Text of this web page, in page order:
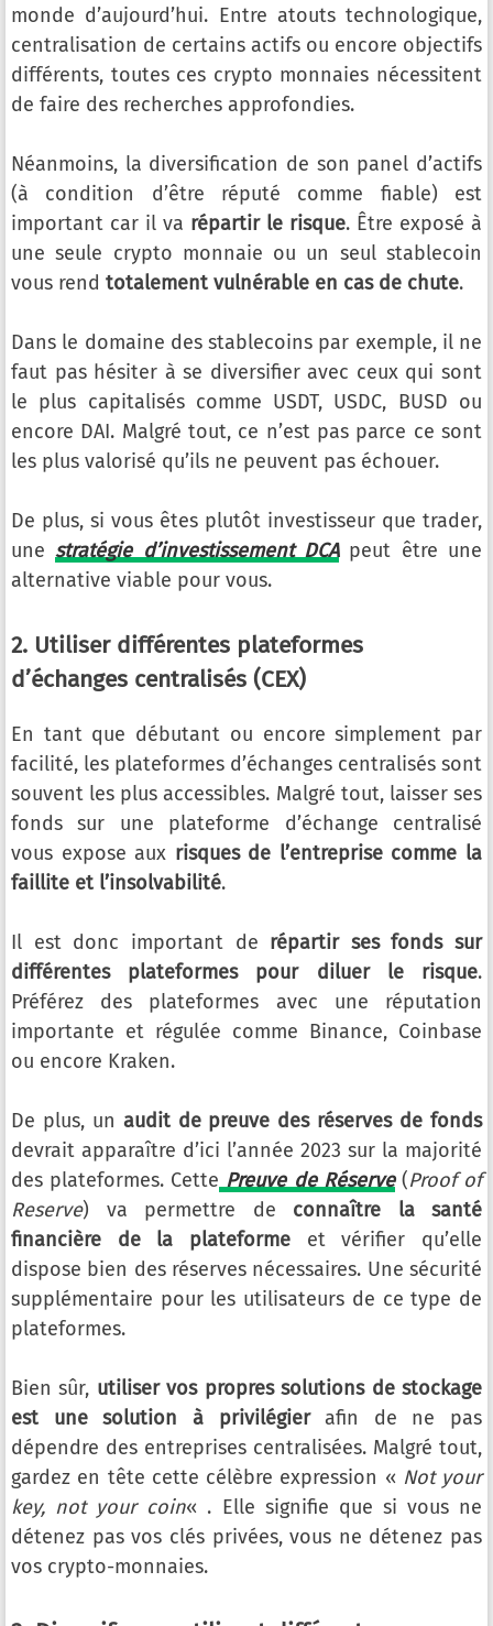
monde d’aujourd’hui. Entre atouts technologique,
centralisation de certains actifs ou encore objectifs
différents, toutes ces crypto monnaies nécessitent
de faire des recherches approfondies.
Néanmoins, la diversification de son panel d’actifs
(à condition d’être réputé comme fiable) est
important car il va répartir le risque. Être exposé à
une seule crypto monnaie ou un seul stablecoin
vous rend totalement vulnérable en cas de chute.
Dans le domaine des stablecoins par exemple, il ne
faut pas hésiter à se diversifier avec ceux qui sont
le plus capitalisés comme USDT, USDC, BUSD ou
encore DAI. Malgré tout, ce n’est pas parce ce sont
les plus valorisé qu’ils ne peuvent pas échouer.
De plus, si vous êtes plutôt investisseur que trader,
unestratégie d’investissement DCApeut être une
alternative viable pour vous.
2. Utiliser différentes plateformes
d’échanges centralisés (CEX)
En tant que débutant ou encore simplement par
facilité, les plateformes d’échanges centralisés sont
souvent les plus accessibles. Malgré tout, laisser ses
fonds sur une plateforme d’échange centralisé
vous expose aux risques de l’entreprise comme la
faillite et l’insolvabilité.
Il est donc important de répartir ses fonds sur
différentes plateformes pour diluer le risque.
Préférez des plateformes avec une réputation
importante et régulée comme Binance, Coinbase
ou encore Kraken.
De plus, un audit de preuve des réserves de fonds
devrait apparaître d’ici l’année 2023 sur la majorité
des plateformes. Cette Preuve de Réserve(Proof of
Reserve) va permettre de connaître la santé
financière de la plateforme et vérifier qu’elle
dispose bien des réserves nécessaires. Une sécurité
supplémentaire pour les utilisateurs de ce type de
plateformes.
Bien sûr, utiliser vos propres solutions de stockage
est une solution à privilégierafin de ne pas
dépendre des entreprises centralisées. Malgré tout,
gardez en tête cette célèbre expression « Not your
key, not your coin« . Elle signifie que si vous ne
détenez pas vos clés privées, vous ne détenez pas
vos crypto-monnaies.